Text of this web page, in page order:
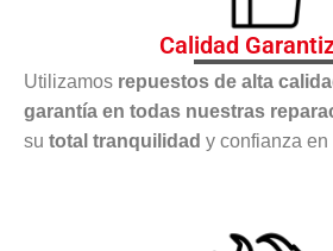
Calidad
Utilizamos repuestos de alta
garantía en todas nuestras
su total tranquilidad y confianza